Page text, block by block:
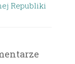
Republiki